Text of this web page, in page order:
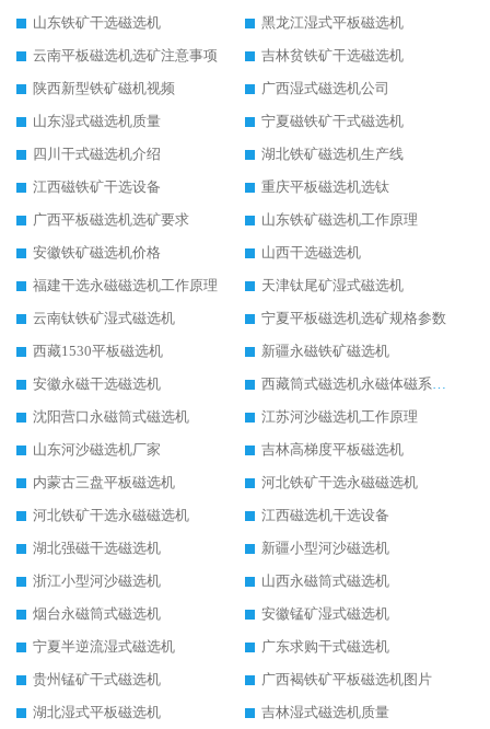
山东铁矿干选磁选机
黑龙江湿式平板磁选机
云南平板磁选机选矿注意事项
吉林贫铁矿干选磁选机
陕西新型铁矿磁机视频
广西湿式磁选机公司
山东湿式磁选机质量
宁夏磁铁矿干式磁选机
四川干式磁选机介绍
湖北铁矿磁选机生产线
江西磁铁矿干选设备
重庆平板磁选机选钛
广西平板磁选机选矿要求
山东铁矿磁选机工作原理
安徽铁矿磁选机价格
山西干选磁选机
福建干选永磁磁选机工作原理
天津钛尾矿湿式磁选机
云南钛铁矿湿式磁选机
宁夏平板磁选机选矿规格参数
西藏1530平板磁选机
新疆永磁铁矿磁选机
安徽永磁干选磁选机
西藏筒式磁选机永磁体磁系设计
沈阳营口永磁筒式磁选机
江苏河沙磁选机工作原理
山东河沙磁选机厂家
吉林高梯度平板磁选机
内蒙古三盘平板磁选机
河北铁矿干选永磁磁选机
河北铁矿干选永磁磁选机
江西磁选机干选设备
湖北强磁干选磁选机
新疆小型河沙磁选机
浙江小型河沙磁选机
山西永磁筒式磁选机
烟台永磁筒式磁选机
安徽锰矿湿式磁选机
宁夏半逆流湿式磁选机
广东求购干式磁选机
贵州锰矿干式磁选机
广西褐铁矿平板磁选机图片
湖北湿式平板磁选机
吉林湿式磁选机质量